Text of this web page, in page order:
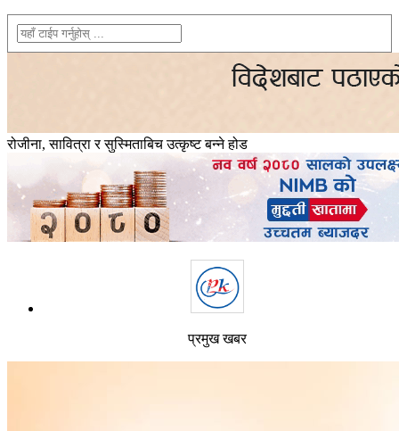
रोजीना, सावित्रा र सुस्मिताबिच उत्कृष्ट बन्ने होड
प्रमुख खबर